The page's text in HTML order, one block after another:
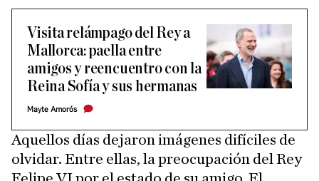
Visita relámpago del Rey a
Mallorca: paella entre
amigos y reencuentro con la
Reina Sofía y sus hermanas
Mayte Amorós
Aquellos días dejaron imágenes difíciles de
olvidar. Entre ellas, la preocupación del Rey